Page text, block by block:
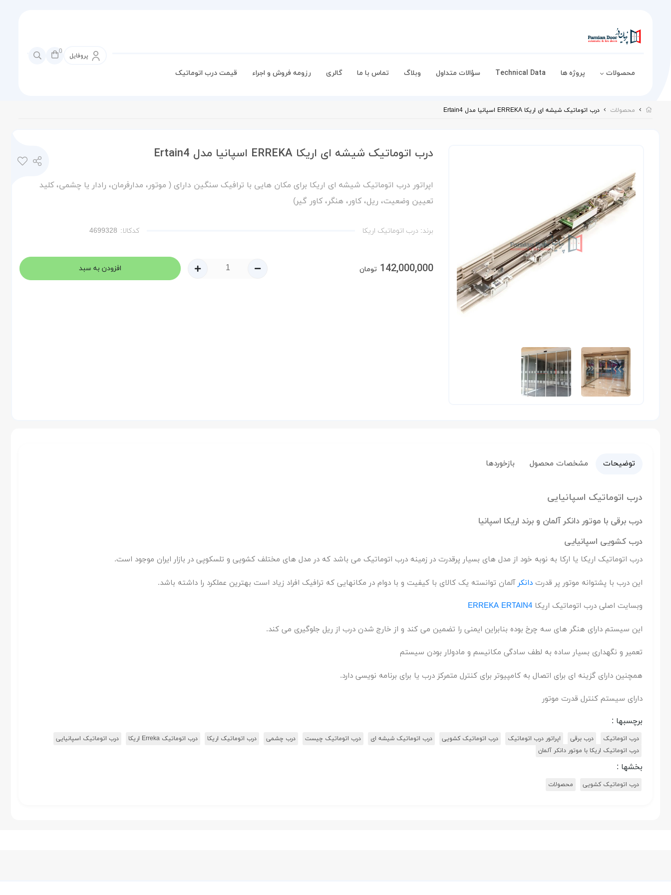
محصولات پروژه ها Technical Data سؤالات متداول وبلاگ تماس با ما گالری رزومه فروش و اجراء قیمت درب اتوماتیک
پروفایل
0
محصولات درب اتوماتیک شیشه ای اریکا ERREKA اسپانیا مدل Ertain4
درب اتوماتیک شیشه ای اریکا ERREKA اسپانیا مدل Ertain4
اپراتور درب اتوماتیک شیشه ای اریکا برای مکان هایی با ترافیک سنگین دارای ( موتور، مدارفرمان، رادار یا چشمی، کلید
تعیین وضعیت، ریل، کاور، هنگر، کاور گیر)
کدکالا: برند: درب اتوماتیک اریکا
142,000,000 تومان افزودن به سبد
توضیحات مشخصات محصول بازخوردها
درب اتوماتیک اسپانیایی
درب برقی با موتور دانکر آلمان و برند اریکا اسپانیا
درب کشویی اسپانیایی
درب اتوماتیک اریکا یا ارکا به نوبه خود از مدل های بسیار پرقدرت در زمینه درب اتوماتیک می باشد که در مدل های مختلف کشویی و تلسکوپی در بازار ایران موجود است.
این درب با پشتوانه موتور پر قدرت دانکر آلمان توانسته یک کالای با کیفیت و با دوام در مکانهایی که ترافیک افراد زیاد است بهترین عملکرد را داشته باشد.
وبسایت اصلی درب اتوماتیک اریکا ERREKA ERTAIN4
این سیستم دارای هنگر های سه چرخ بوده بنابراین ایمنی را تضمین می کند و از خارج شدن درب از ریل جلوگیری می کند.
تعمیر و نگهداری بسیار ساده به لطف سادگی مکانیسم و مادولار بودن سیستم
همچنین دارای گزینه ای برای اتصال به کامپیوتر برای کنترل متمرکز درب یا برای برنامه نویسی دارد.
دارای سیستم کنترل قدرت موتور
برچسبها :
درب اتوماتیک درب برقی اپراتور درب اتوماتیک درب اتوماتیک کشویی درب اتوماتیک شیشه ای درب اتوماتیک چیست درب چشمی درب اتوماتیک اریکا درب اتوماتیک Erreka اریکا
درب اتوماتیک اسپانیایی
درب اتوماتیک اریکا با موتور دانکر آلمان
بخشها :
درب اتوماتیک کشویی محصولات